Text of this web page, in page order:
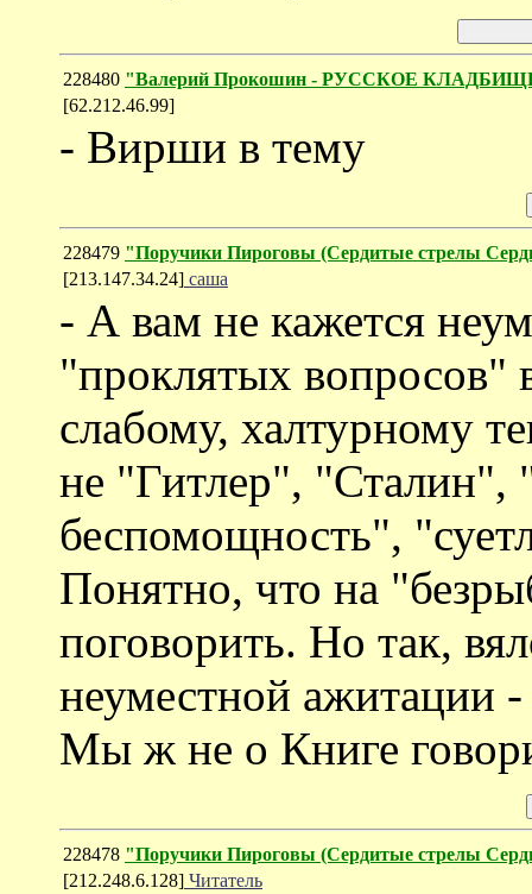
228480 "Валерий Прокошин - РУССКОЕ
[62.212.46.99]
- Вирши в тему
228479 "Поручики Пироговы (Cердитые стрелы
[213.147.34.24] саша
- А вам не кажется
"проклятых вопросов"
слабому, халтурному
не "Гитлер", "Сталин",
беспомощность",
Понятно, что на
поговорить. Но так,
неуместной ажитации -
Мы ж не о Книге
228478 "Поручики Пироговы (Cердитые стрелы
[212.248.6.128] Читатель